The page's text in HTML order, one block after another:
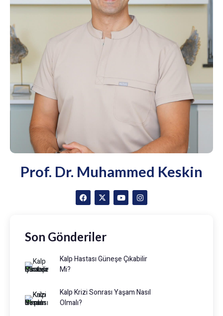
Prof. Dr. Muhammed Keskin
Son Gönderiler
Kalp Hastası Güneşe Çıkabilir
Mi?
Kalp Krizi Sonrası Yaşam Nasıl
Olmalı?